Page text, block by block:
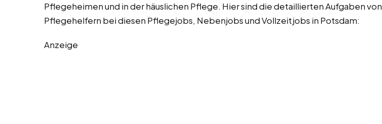
Pflegeheimen und in der häuslichen Pflege. Hier sind die detaillierten Aufgaben von
Pflegehelfern bei diesen Pflegejobs, Nebenjobs und Vollzeitjobs in Potsdam:
Anzeige